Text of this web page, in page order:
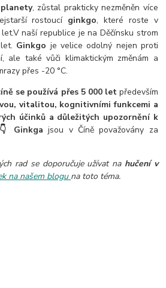
, zůstal prakticky nezměněn více
rostoucí ginkgo, které roste v
V naší republice je na Děčínsku strom
Ginkgo je velice odolný nejen proti
ale také vůči klimaktickým změnám a
přes -20 °C.
se používá přes 5 000 let především
vitalitou, kognitivními funkcemi a
účinků a důležitých upozornění k
Ginkga jsou v Číně považovány za
rad se doporučuje užívat na hučení v
na našem blogu na toto téma.